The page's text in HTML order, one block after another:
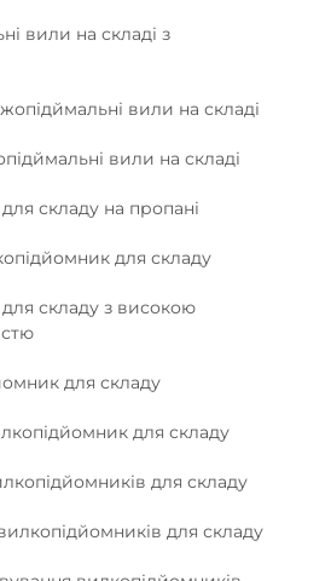
вили на складі з
вили на складі
вили на складі
складу на пропані
для складу
складу з високою
для складу
для складу
для складу
для складу